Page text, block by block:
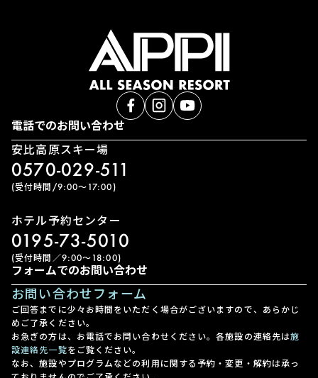
電話でのお問い合わせ
安比高原スキー場
0570-029-511
(受付時間/9:00〜17:00)
ホテル予約センター
0195-73-5010
(受付時間／9:00〜18:00)
フォームでのお問い合わせ
お問い合わせフォーム
ご回答までに少々お時間をいただく場合がございますので、あらかじ
めご了承ください。
お急ぎの方は、お電話でお問い合わせください。各施設の連絡先は施
設連絡先一覧をご覧ください。
なお、施設やプログラムなどの利用に関する予約・変更・解約は承っ